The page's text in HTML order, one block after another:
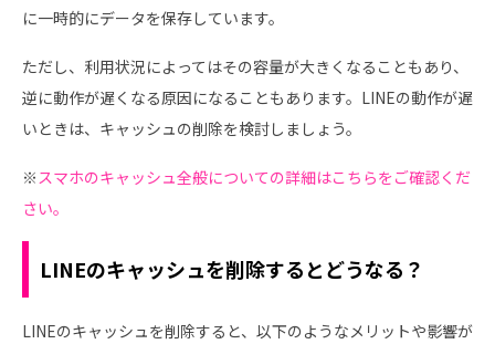
に一時的にデータを保存しています。
ただし、利用状況によってはその容量が大きくなることもあり、
逆に動作が遅くなる原因になることもあります。LINEの動作が遅
いときは、キャッシュの削除を検討しましょう。
※スマホのキャッシュ全般についての詳細はこちらをご確認くだ
さい。
LINEのキャッシュを削除するとどうなる？
LINEのキャッシュを削除すると、以下のようなメリットや影響が